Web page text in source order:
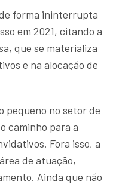
forma ininterrupta
em 2021, citando a
que se materializa
e na alocação de
pequeno no setor de
caminho para a
Fora isso, a
de atuação,
Ainda que não